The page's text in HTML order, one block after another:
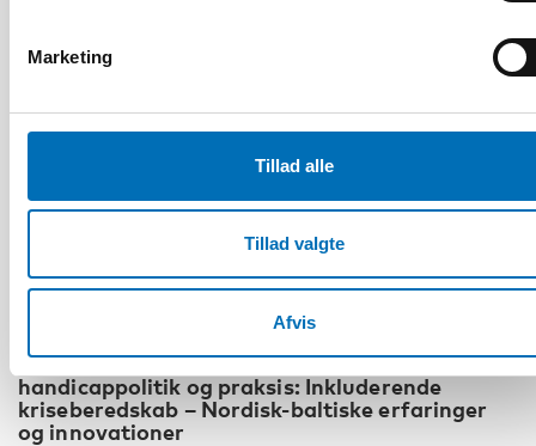
Marketing
Tillad alle
Tillad valgte
Afvis
Det fjerde nordisk-baltiske møde om
handicappolitik og praksis: Inkluderende
kriseberedskab – Nordisk-baltiske erfaringer
og innovationer